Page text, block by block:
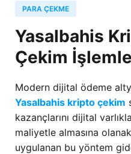
PARA ÇEKME
Yasalbahis
Çekim
Modern dijital ödeme
Yasalbahis kripto çekim
kazançlarını dijital
maliyetle almasına
uygulanan bu yöntem